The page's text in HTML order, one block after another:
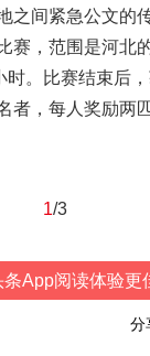
之间紧急公文的
赛，范围是河北
。比赛结束后
者，每人奖励两
1/3
条App阅读体验更
分